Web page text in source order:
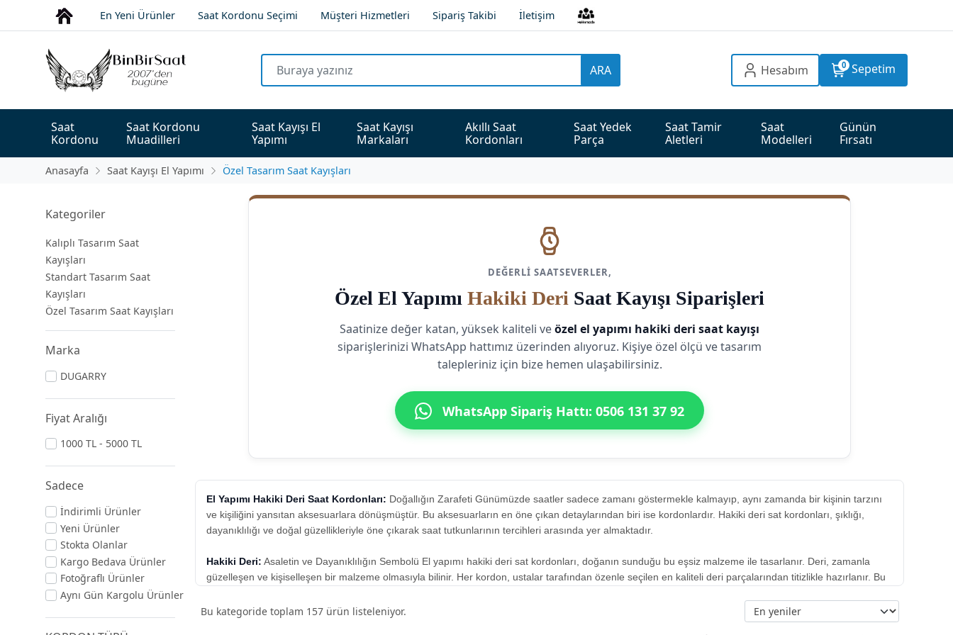
En Yeni Ürünler Saat Kordonu Seçimi Müşteri Hizmetleri Sipariş Takibi İletişim
ARA Hesabım 0 Sepetim
Saat
Kordonu
Saat Kordonu
Muadilleri
Saat Kayışı El
Yapımı
Saat Kayışı
Markaları
Akıllı Saat
Kordonları
Saat Yedek
Parça
Saat Tamir
Aletleri
Saat
Modelleri
Günün
Fırsatı
Anasayfa Saat Kayışı El Yapımı Özel Tasarım Saat Kayışları
Kategoriler
Kalıplı Tasarım Saat
Kayışları
Standart Tasarım Saat
Kayışları
Özel Tasarım Saat Kayışları
Marka
DUGARRY
Fiyat Aralığı
1000 TL - 5000 TL
Sadece
İndirimli Ürünler
Yeni Ürünler
Stokta Olanlar
Kargo Bedava Ürünler
Fotoğraflı Ürünler
Aynı Gün Kargolu Ürünler
DEĞERLI SAATSEVERLER,
Özel El YapımıHakiki Deri Saat Kayışı Siparişleri
Saatinize değer katan, yüksek kaliteli veözel el yapımı hakiki deri saat kayışı
siparişlerinizi WhatsApp hattımız üzerinden alıyoruz. Kişiye özel ölçü ve tasarım
talepleriniz için bize hemen ulaşabilirsiniz.
WhatsApp Sipariş Hattı: 0506 131 37 92
El Yapımı Hakiki Deri Saat Kordonları: Doğallığın Zarafeti Günümüzde saatler sadece zamanı göstermekle kalmayıp, aynı zamanda bir kişinin tarzını
ve kişiliğini yansıtan aksesuarlara dönüşmüştür. Bu aksesuarların en öne çıkan detaylarından biri ise kordonlardır. Hakiki deri sat kordonları, şıklığı,
dayanıklılığı ve doğal güzellikleriyle öne çıkarak saat tutkunlarının tercihleri arasında yer almaktadır.
Hakiki Deri: Asaletin ve Dayanıklılığın Sembolü El yapımı hakiki deri sat kordonları, doğanın sunduğu bu eşsiz malzeme ile tasarlanır. Deri, zamanla
güzelleşen ve kişiselleşen bir malzeme olmasıyla bilinir. Her kordon, ustalar tarafından özenle seçilen en kaliteli deri parçalarından titizlikle hazırlanır. Bu
Zanaatkarlığın İncelikleri Her bir hakiki deri sat kordonu, bir zanaatkârın elinde hayat bulur. El işçiliği, her detayın özenle işlendiği ve kişisel
Bu kategoride toplam 157ürün listeleniyor.